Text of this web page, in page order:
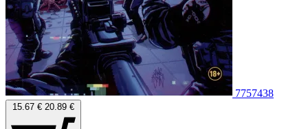
7757438
15.67 € 20.89 €